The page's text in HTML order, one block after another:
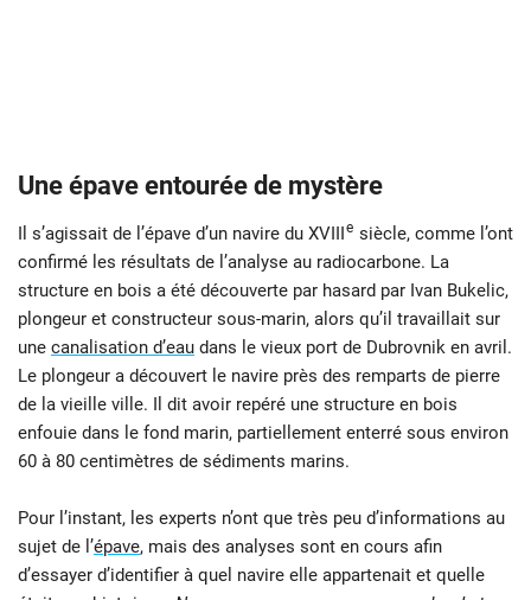
Une épave entourée de mystère
Il s’agissait de l’épave d’un navire du XVIIIe siècle, comme l’ont
confirmé les résultats de l’analyse au radiocarbone. La
structure en bois a été découverte par hasard par Ivan Bukelic,
plongeur et constructeur sous-marin, alors qu’il travaillait sur
une canalisation d’eau dans le vieux port de Dubrovnik en avril.
Le plongeur a découvert le navire près des remparts de pierre
de la vieille ville. Il dit avoir repéré une structure en bois
enfouie dans le fond marin, partiellement enterré sous environ
60 à 80 centimètres de sédiments marins.
Pour l’instant, les experts n’ont que très peu d’informations au
sujet de l’épave, mais des analyses sont en cours afin
d’essayer d’identifier à quel navire elle appartenait et quelle